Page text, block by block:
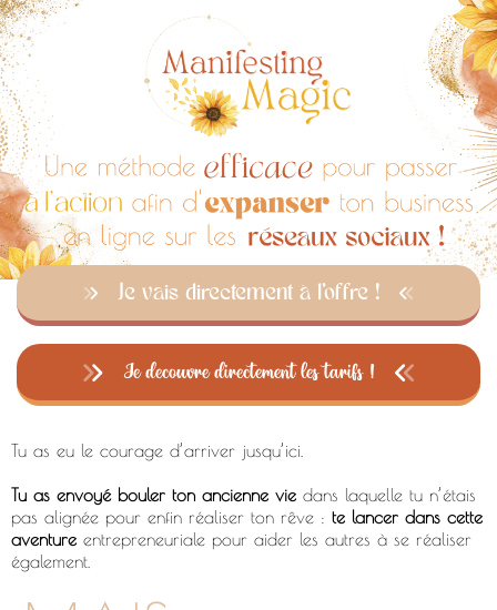
Je vais directement à l'offre !
Je decouvre directement les tarifs !
Tu as eu le courage d’arriver jusqu’ici.
Tu as envoyé bouler ton ancienne vie dans laquelle tu n’étais
pas alignée pour enfin réaliser ton rêve : te lancer dans cette
aventure entrepreneuriale pour aider les autres à se réaliser
également.